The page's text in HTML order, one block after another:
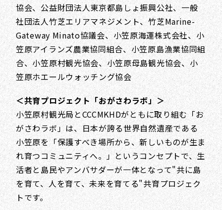
協会、公益財団法人東京都島しょ振興公社、一般
社団法人竹芝エリアマネジメント、竹芝Marine-
Gateway Minato協議会、小笠原海運株式会社、小
笠原アイランズ農業協同組合、小笠原島漁業協同組
合、小笠原村観光協会、小笠原母島観光協会、小
笠原ホエールウォッチング協会
＜共育プロジェクト「おがさわラボ」＞
小笠原村観光局とCCCMKHDがともに取り組む「お
がさわラボ」は、日本が誇る世界自然遺産である
小笠原を「保護すべき場所から、新しいものが生ま
れ育つコミュニティへ。」というコンセプトで、生
活者と島民やアンバサダーが一体となって"共に島
を育て、人を育て、未来を育てる"共育プロジェク
トです。